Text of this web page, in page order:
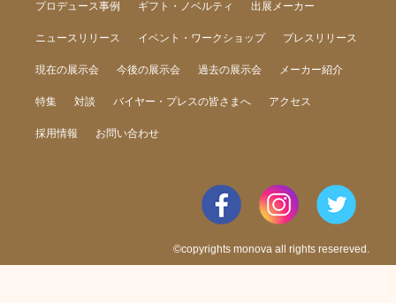
プロデュース事例 ギフト・ノベルティ 出展メーカー
ニュースリリース イベント・ワークショップ プレスリリース
現在の展示会 今後の展示会 過去の展示会 メーカー紹介
特集 対談 バイヤー・プレスの皆さまへ アクセス
採用情報 お問い合わせ
©copyrights monova all rights resereved.